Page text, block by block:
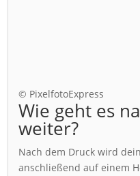
© PixelfotoExpress
Wie geht es
weiter?
Nach dem Druck wird
anschließend auf einem